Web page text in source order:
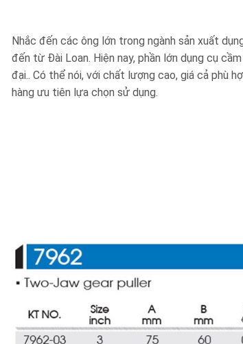
Nhắc đến các ông lớn trong ngành sản xuất
đến từ Đài Loan. Hiện nay, phần lớn dụng cụ
đại.. Có thể nói, với chất lượng cao, giá cả phù
hàng ưu tiên lựa chọn sử dụng.